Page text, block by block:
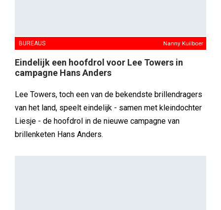
BUREAUS Nanny Kuilboer
Eindelijk een hoofdrol voor Lee Towers in
campagne Hans Anders
Lee Towers, toch een van de bekendste brillendragers
van het land, speelt eindelijk - samen met kleindochter
Liesje - de hoofdrol in de nieuwe campagne van
brillenketen Hans Anders.